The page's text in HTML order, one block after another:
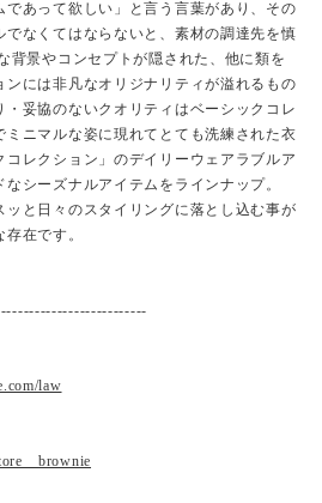
であって欲しい」と言う言葉があり、その
でなくてはならないと、素材の調達先を慎
背景やコンセプトが隠された、他に類を
ンには非凡なオリジナリティが溢れるもの
妥協のないクオリティはベーシックコレ
ミニマルな姿に現れてとても洗練された衣
コレクション」のデイリーウェアラブルア
シーズナルアイテムをラインナップ。
ッと日々のスタイリングに落とし込む事が
在です。
law